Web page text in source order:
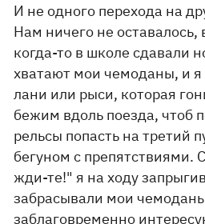
И не одного перехода на
Нам ничего не
когда-то в школе сдавали
хватают мои чемоданы, и я
лани или рыси, которая
бежим вдоль поезда, чтоб
рельсы попасть на третий
бегуном с препятствиями.
жди-те!" я на ходу
забрасывали мои
заблаговременно